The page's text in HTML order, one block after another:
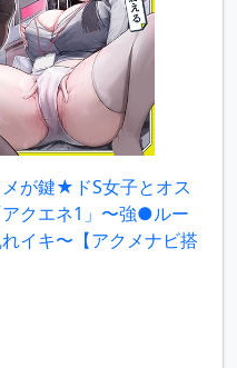
メが鍵★ドS女子とオス
クエネ1」〜強●ルー
イキ〜【アクメナビ搭